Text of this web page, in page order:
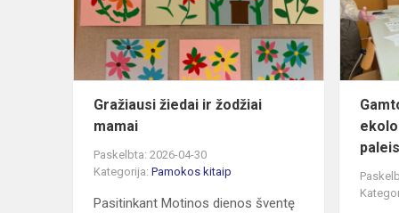
mamai
Gražiausi žiedai ir žodžiai
mamai
Paskelbta: 2026-04-30
Kategorija: Pamokos kitaip
Pasitinkant Motinos dienos šventę